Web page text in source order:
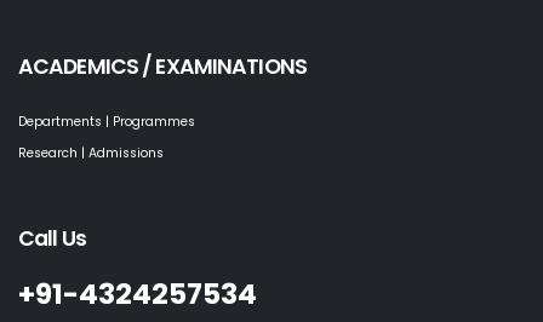
ACADEMICS / EXAMINATIONS
Departments | Programmes
Research | Admissions
Call Us
+91-4324257534